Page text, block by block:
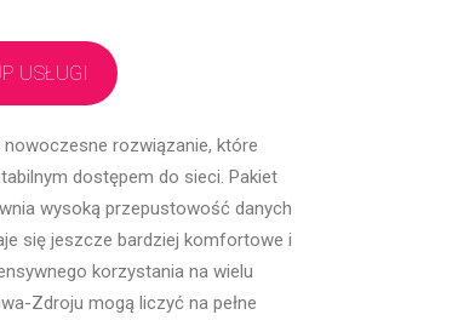
USŁUGI
rozwiązanie, które
dostępem do sieci. Pakiet
wysoką przepustowość danych
się jeszcze bardziej komfortowe i
korzystania na wielu
Zdroju mogą liczyć na pełne